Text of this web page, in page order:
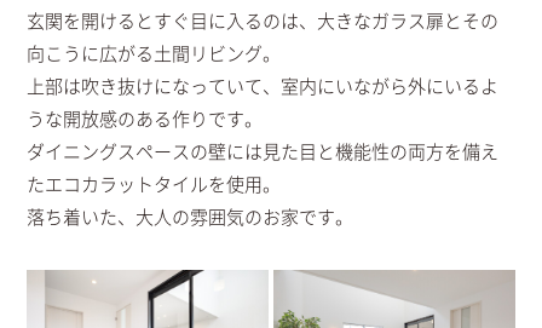
玄関を開けるとすぐ目に入るのは、大きなガラス扉とその
向こうに広がる土間リビング。
上部は吹き抜けになっていて、室内にいながら外にいるよ
うな開放感のある作りです。
ダイニングスペースの壁には見た目と機能性の両方を備え
たエコカラットタイルを使用。
落ち着いた、大人の雰囲気のお家です。